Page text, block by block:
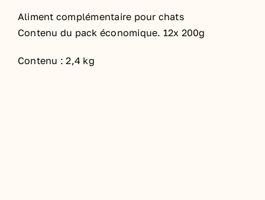
Aliment complémentaire pour chats
Contenu du pack économique. 12x 200g
Contenu : 2,4 kg